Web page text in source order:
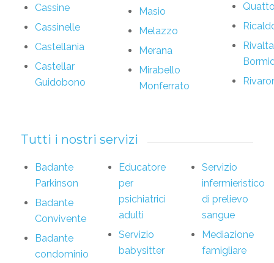
Cassine
Cassinelle
Castellania
Castellar
Guidobono
Masio
Melazzo
Merana
Mirabello
Monferrato
Rivalta
Tutti i nostri servizi
Badante
Parkinson
Badante
Convivente
Badante
condominio
Educatore
per
psichiatrici
adulti
Servizio
babysitter
Servizio
infermieristico
di prelievo
sangue
Mediazione
famigliare